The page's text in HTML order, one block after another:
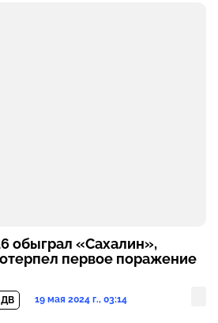
обыграл «Сахалин»,
первое поражение
19 мая 2024 г., 03:14